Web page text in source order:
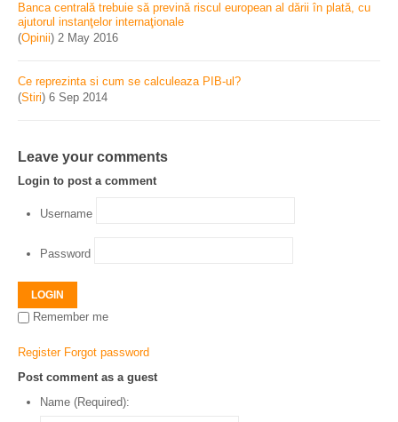
Banca centrală trebuie să prevină riscul european al dării în plată, cu
ajutorul instanţelor internaţionale
(Opinii) 2 May 2016
Ce reprezinta si cum se calculeaza PIB-ul?
(Stiri) 6 Sep 2014
Leave your comments
Login to post a comment
Username
Password
LOGIN
Remember me
Register Forgot password
Post comment as a guest
Name (Required):